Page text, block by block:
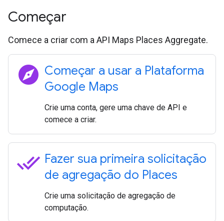
Começar
Comece a criar com a API Maps Places Aggregate.
explore Começar a usar a Plataforma
Google Maps
Crie uma conta, gere uma chave de API e
comece a criar.
done_all Fazer sua primeira solicitação
de agregação do Places
Crie uma solicitação de agregação de
computação.